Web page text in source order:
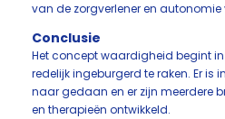
van de zorgverlener en
Conclusie
Het concept waardigheid begint
redelijk ingeburgerd te raken. Er is
naar gedaan en er zijn meerdere
en therapieën ontwikkeld.